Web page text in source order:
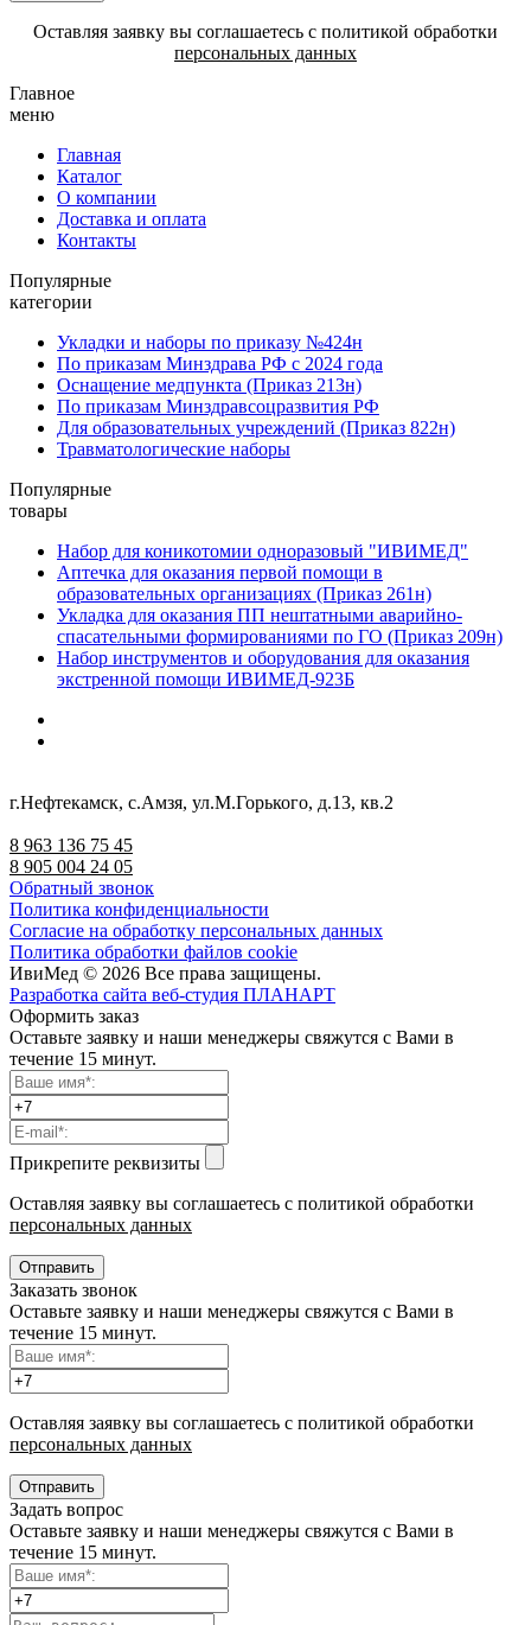
Оставляя заявку вы соглашаетесь с политикой обработки
персональных данных
Главное
меню
Главная
Каталог
О компании
Доставка и оплата
Контакты
Популярные
категории
Укладки и наборы по приказу №424н
По приказам Минздрава РФ с 2024 года
Оснащение медпункта (Приказ 213н)
По приказам Минздравсоцразвития РФ
Для образовательных учреждений (Приказ 822н)
Травматологические наборы
Популярные
товары
Набор для коникотомии одноразовый "ИВИМЕД"
Аптечка для оказания первой помощи в
образовательных организациях (Приказ 261н)
Укладка для оказания ПП нештатными аварийно-
спасательными формированиями по ГО (Приказ 209н)
Набор инструментов и оборудования для оказания
экстренной помощи ИВИМЕД-923Б
г.Нефтекамск, с.Амзя, ул.М.Горького, д.13, кв.2
8 963 136 75 45
8 905 004 24 05
Обратный звонок
Политика конфиденциальности
Согласие на обработку персональных данных
Политика обработки файлов cookie
ИвиМед © 2026 Все права защищены.
Разработка сайта веб-студия ПЛАНАРТ
Оформить заказ
Оставьте заявку и наши менеджеры свяжутся с Вами в
течение 15 минут.
Прикрепите реквизиты
Оставляя заявку вы соглашаетесь с политикой обработки
персональных данных
Заказать звонок
Оставьте заявку и наши менеджеры свяжутся с Вами в
течение 15 минут.
Оставляя заявку вы соглашаетесь с политикой обработки
персональных данных
Отправить
Задать вопрос
Оставьте заявку и наши менеджеры свяжутся с Вами в
течение 15 минут.